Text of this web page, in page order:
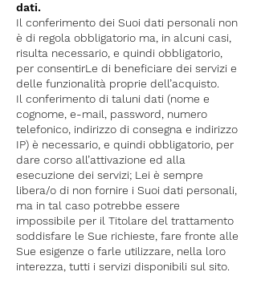
dati.
Il conferimento dei Suoi dati personali non
è di regola obbligatorio ma, in alcuni casi,
risulta necessario, e quindi obbligatorio,
per consentirLe di beneficiare dei servizi e
delle funzionalità proprie dell’acquisto.
Il conferimento di taluni dati (nome e
cognome, e-mail, password, numero
telefonico, indirizzo di consegna e indirizzo
IP) è necessario, e quindi obbligatorio, per
dare corso all’attivazione ed alla
esecuzione dei servizi; Lei è sempre
libera/o di non fornire i Suoi dati personali,
ma in tal caso potrebbe essere
impossibile per il Titolare del trattamento
soddisfare le Sue richieste, fare fronte alle
Sue esigenze o farle utilizzare, nella loro
interezza, tutti i servizi disponibili sul sito.